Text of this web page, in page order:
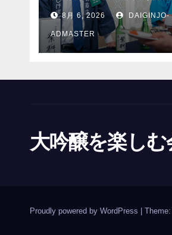
長8月 6, 2026 DAIGINJO-
ADMASTER
大吟醸を楽しむ
Proudly powered by WordPress